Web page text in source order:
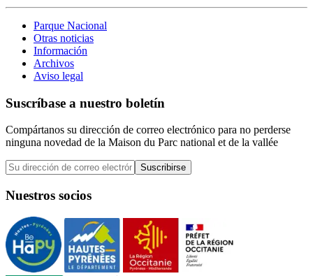
Parque Nacional
Otras noticias
Información
Archivos
Aviso legal
Suscríbase a nuestro boletín
Compártanos su dirección de correo electrónico para no perderse
ninguna novedad de la Maison du Parc national et de la vallée
Suscribirse
Nuestros socios